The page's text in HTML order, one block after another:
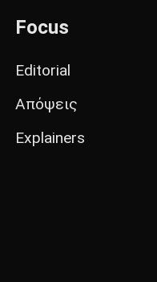
Focus
Editorial
Απόψεις
Explainers